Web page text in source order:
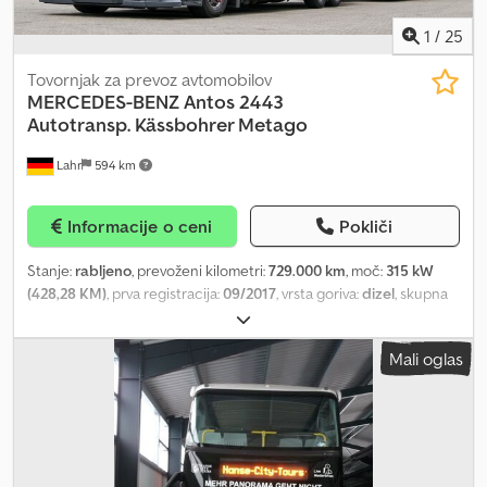
vozila na zahtevo. Obiščite našo stran na Facebooku.
1 / 25
Lahr 594 km
Tovornjak za prevoz avtomobilov
MERCEDES-BENZAntos 2443
Autotransp. Kässbohrer Metago
Informacije o ceni Pokliči
Stanje: rabljeno, prevoženi kilometri:729.000 km, moč: 315 kW
(428,28 KM), prva registracija:09/2017, vrsta goriva:dizel, skupna
retarder, barva:
samodejen, emisijski razred:Euro 6, Oprema:ABS, elektronski
program stabilnosti (ESP), klimatska naprava, parkirni grelec,
Mercedes-Benz Antos 2443 avtoprevoznik. Kässbohrer Metago,
zaviralnik, Euro 6 Dodpfjzmkzijx Af Uokr Za povpraševanja: 0726639
* Stanje: zelo dobro * Prva registracija: 09/2017 * Lastna teža:
13.118 kg * Dovoljena skupna masa: 23.000 kg * Motor: 315 kW / 430
KM * Prostornina: 10.677 cm3 * Euro norma: Euro 6 * Zaviralka *
Mali oglas